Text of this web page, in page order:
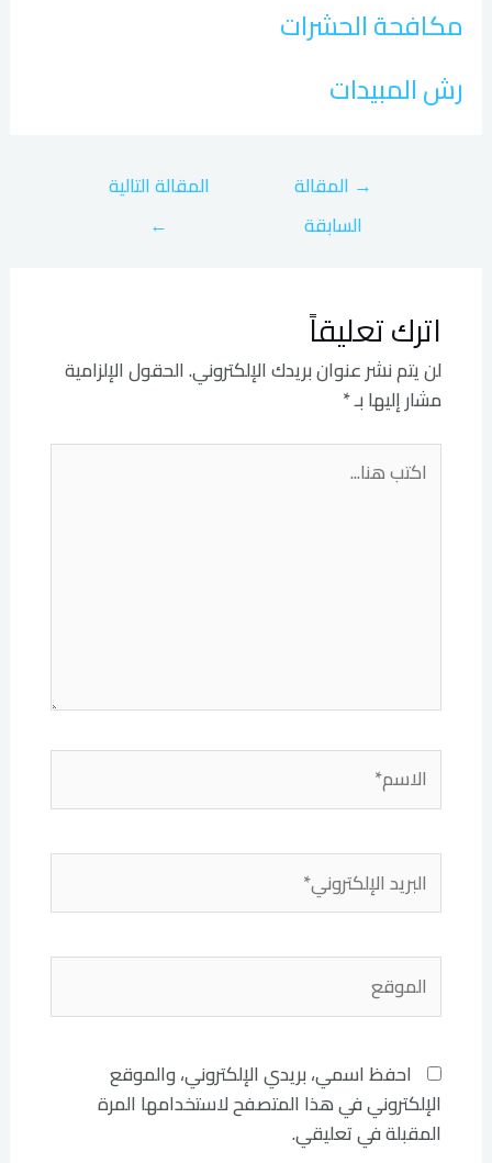
مكافحة الحشرات
رش المبيدات
→ المقالة
السابقة
المقالة التالية
←
اترك تعليقاً
لن يتم نشر عنوان بريدك الإلكتروني. الحقول الإلزامية
مشار إليها بـ*
اكتب
هنا...
الاسم*
البريد
الإلكتروني*
الموقع
احفظ اسمي، بريدي الإلكتروني، والموقع
الإلكتروني في هذا المتصفح لاستخدامها المرة
المقبلة في تعليقي.